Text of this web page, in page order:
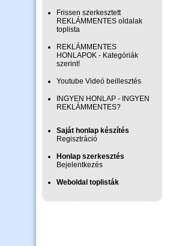
Frissen szerkesztett
REKLÁMMENTES oldalak
toplista
REKLÁMMENTES
HONLAPOK - Kategóriák
szerint!
Youtube Videó beillesztés
INGYEN HONLAP - INGYEN
REKLÁMMENTES?
Saját honlap készítés
Regisztráció
Honlap szerkesztés
Bejelentkezés
Weboldal toplisták